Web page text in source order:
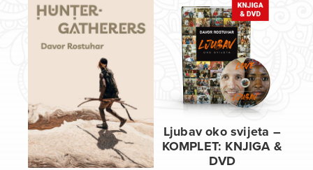
Ljubav oko svijeta –
KOMPLET: KNJIGA &
DVD